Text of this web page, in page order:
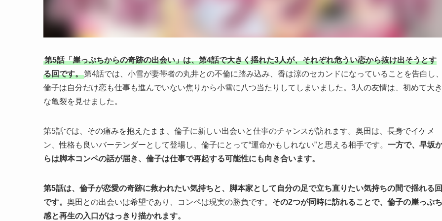
第5話「崖っぷちからの奇跡の出会い」は、第4話で大きく揺れた3人が、それぞれ危うい恋から抜け出そうとす
る回です。第4話では、小雪が妻帯者の丸井との不倫に踏み込み、香は涼のセカンドになっていることを告白し、
倫子は自分だけ恋も仕事も進んでいない焦りから小雪に八つ当たりしてしまいました。3人の友情は、初めて大き
な亀裂を見せました。
第5話では、その痛みを抱えたまま、倫子に新しい出会いと仕事のチャンスが訪れます。奥田は、長身でイケメ
ン、性格も良いバーテンダーとして登場し、倫子にとって“運命かもしれない”と思える相手です。 一方で、早坂
らは脚本コンペの話が届き、倫子は仕事で再起する可能性にも向き合います。
第5話は、倫子が恋愛の奇跡に救われたい気持ちと、脚本家として自分の足で立ち直りたい気持ちの間で揺れる回
です。 奥田との出会いは希望であり、コンペは現実の勝負です。 その2つが同時に訪れることで、倫子の崖っぷち
感と再生の入口がはっきり描かれます。